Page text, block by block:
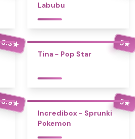
Labubu
3.3★ 5★
Tina - Pop Star
3.9★ 5★
Incredibox - Sprunki
Pokemon